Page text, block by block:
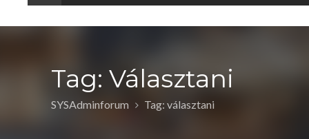
Tag: Választani
SYSAdminforum Tag: választani